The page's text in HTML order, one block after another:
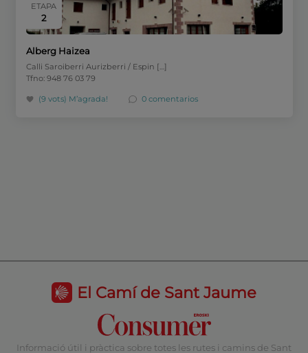
ETAPA
2
Alberg Haizea
Calli Saroiberri Aurizberri / Espin […]
Tfno: 948 76 03 79
(9 vots) M’agrada! 0 comentarios
El Camí de Sant Jaume
Informació útil i pràctica sobre totes les rutes i camins de Sant